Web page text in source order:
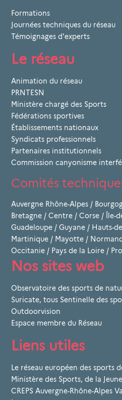
Formations
Journées techniques du réseau
Témoignages d'experts
Le réseau
Animation du réseau
PRNTESN
Ministère chargé des Sports
Fédérations sportives
Établissements nationaux
Syndicats professionnels
Partenaires institutionnels
Commission canyonisme
Comités
Auvergne Rhône-Alpes /
Bretagne / Centre / Corse / Île-
Guadeloupe / Guyane / Hauts-
Martinique / Mayotte /
Occitanie / Pays de la Loire /
Nos sites web
Observatoire des sports de
Suricate, tous Sentinelle des
Outdoorvision
Espace membre du Réseau
Liens utiles
Le réseau européen des sports
Ministère des Sports, de la
CREPS Auvergne-Rhône-Alpes